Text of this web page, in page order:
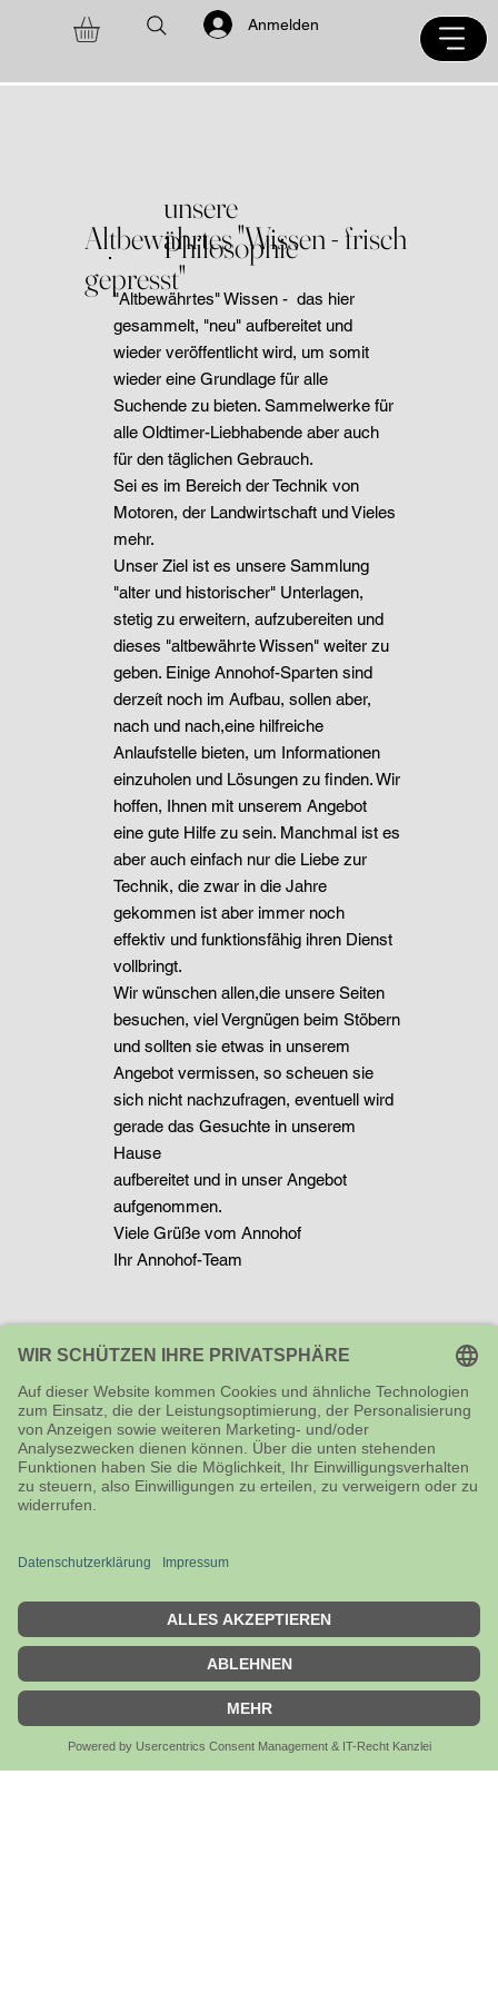
Anmelden
unsere
Philosophie
Altbewährtes "Wissen - frisch
gepresst"
"Altbewährtes" Wissen - das hier
gesammelt, "neu" aufbereitet und
wieder veröffentlicht wird, um somit
wieder eine Grundlage für alle
Suchende zu bieten. Sammelwerke für
alle Oldtimer-Liebhabende aber auch
für den täglichen Gebrauch.
Sei es im Bereich der Technik von
Motoren, der Landwirtschaft und Vieles
mehr.
Unser Ziel ist es unsere Sammlung
"alter und historischer" Unterlagen,
stetig zu erweitern, aufzubereiten und
dieses "altbewährte Wissen" weiter zu
geben. Einige Annohof-Sparten sind
derzeít noch im Aufbau, sollen aber,
nach und nach,eine hilfreiche
Anlaufstelle bieten, um Informationen
einzuholen und Lösungen zu finden. Wir
hoffen, Ihnen mit unserem Angebot
eine gute Hilfe zu sein. Manchmal ist es
aber auch einfach nur die Liebe zur
Technik, die zwar in die Jahre
gekommen ist aber immer noch
effektiv und funktionsfähig ihren Dienst
vollbringt.
Wir wünschen allen,die unsere Seiten
besuchen, viel Vergnügen beim Stöbern
und sollten sie etwas in unserem
Angebot vermissen, so scheuen sie
sich nicht nachzufragen, eventuell wird
gerade das Gesuchte in unserem
Hause
aufbereitet und in unser Angebot
aufgenommen.
Viele Grüße vom Annohof
Ihr Annohof-Team
Kontakt
Versandhinweise
AGB